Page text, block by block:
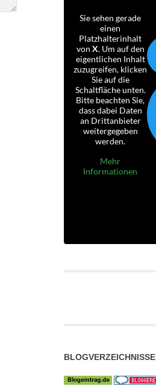
Sie sehen gerade
einen
Platzhalterinhalt
von X. Um auf den
eigentlichen Inhalt
zuzugreifen, klicken
Sie auf die
Schaltfläche unten.
Bitte beachten Sie,
dass dabei Daten
an Drittanbieter
weitergegeben
werden.
Mehr
Informationen
BLOGVERZEICHNISSE